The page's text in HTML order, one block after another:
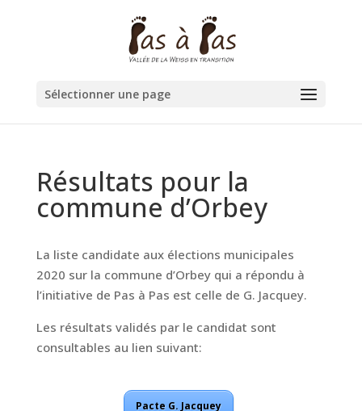
Sélectionner une page
Résultats pour la
commune d’Orbey
La liste candidate aux élections municipales
2020 sur la commune d’Orbey qui a répondu à
l’initiative de Pas à Pas est celle de G. Jacquey.
Les résultats validés par le candidat sont
consultables au lien suivant:
Pacte G. Jacquey